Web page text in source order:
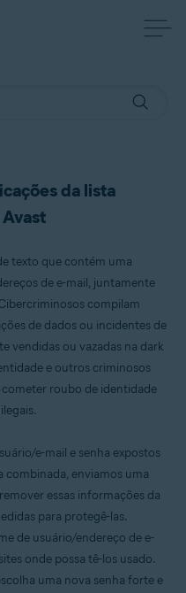
da lista
texto que contém uma
de e-mail, juntamente
compilam
de dados ou incidentes de
vendidas ou vazadas na dark
e outros criminosos
roubo de identidade
e-mail e senha expostos
combinada, enviamos uma
essas informações da
para protegê-las.
de usuário/endereço de e-
onde possa tê-los usado.
uma nova senha forte e